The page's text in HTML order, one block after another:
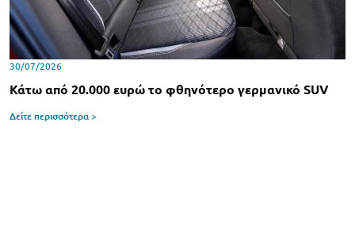
30/07/2026
Κάτω από 20.000 ευρώ το φθηνότερο γερμανικό SUV
Δείτε περισσότερα >